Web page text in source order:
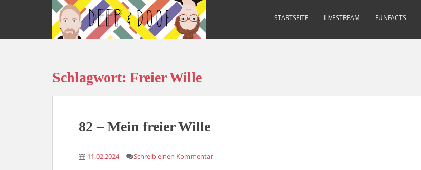
p
STARTSEITE LIVESTREAM FUNFACTS
Schlagwort: Freier Wille
82 – Mein freier Wille
11.02.2024 Schreib einen Kommentar